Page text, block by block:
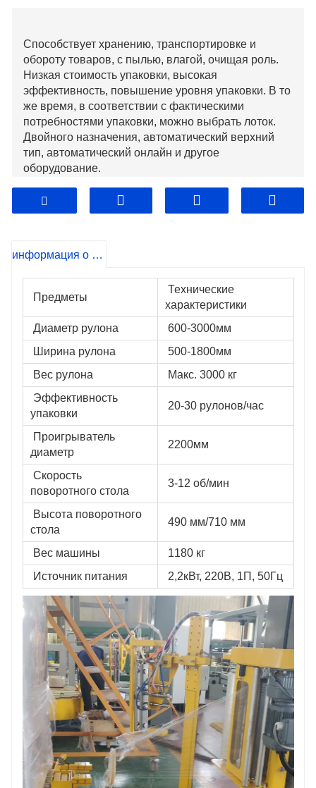
Способствует хранению, транспортировке и
обороту товаров, с пылью, влагой, очищая роль.
Низкая стоимость упаковки, высокая
эффективность, повышение уровня упаковки. В то
же время, в соответствии с фактическими
потребностями упаковки, можно выбрать лоток.
Двойного назначения, автоматический верхний
тип, автоматический онлайн и другое
оборудование.
информация о продукте
Предметы
Технические
характеристики
Диаметр рулона
600-3000мм
Ширина рулона
500-1800мм
Вес рулона
Макс. 3000 кг
Эффективность
упаковки
20-30 рулонов/час
Проигрыватель
диаметр
2200мм
Скорость
поворотного стола
3-12 об/мин
Высота поворотного
стола
490 мм/710 мм
Вес машины
1180 кг
Источник питания
2,2кВт, 220В, 1П, 50Гц